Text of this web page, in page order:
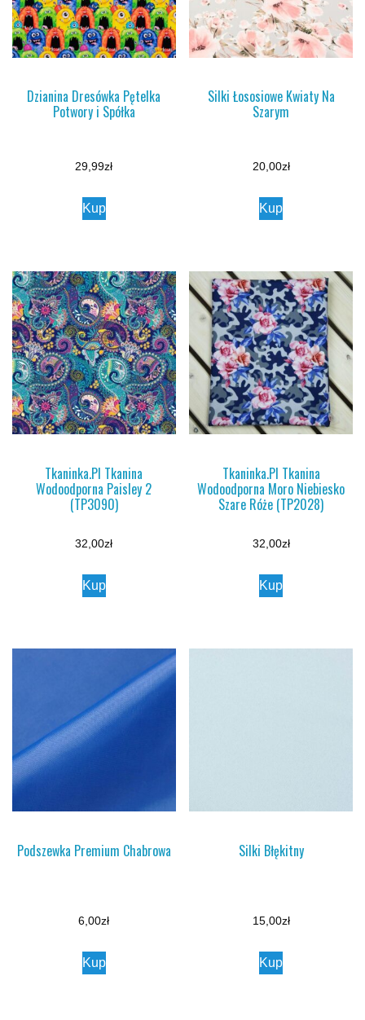
Dzianina Dresówka Pętelka
Potwory i Spółka
29,99zł
Kup
Silki Łososiowe Kwiaty Na
Szarym
20,00zł
Kup
Tkaninka.Pl Tkanina
Wodoodporna Paisley 2
(TP3090)
32,00zł
Kup
Tkaninka.Pl Tkanina
Wodoodporna Moro Niebiesko
Szare Róże (TP2028)
32,00zł
Kup
Podszewka Premium Chabrowa
6,00zł
Kup
Silki Błękitny
15,00zł
Kup